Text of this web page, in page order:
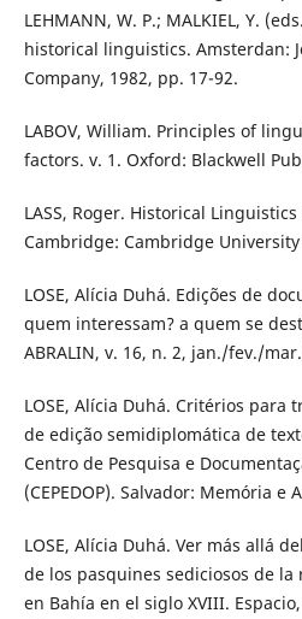
LEHMANN, W. P.; MALKIEL, Y.
historical linguistics. Amsterdan:
Company, 1982, pp. 17-92.
LABOV, William. Principles of
factors. v. 1. Oxford: Blackwell
LASS, Roger. Historical
Cambridge: Cambridge University
LOSE, Alícia Duhá. Edições de
quem interessam? a quem se
ABRALIN, v. 16, n. 2, jan./fev./
LOSE, Alícia Duhá. Critérios para
de edição semidiplomática de
Centro de Pesquisa e
(CEPEDOP). Salvador: Memória e
LOSE, Alícia Duhá. Ver más allá
de los pasquines sediciosos de la
en Bahía en el siglo XVIII.